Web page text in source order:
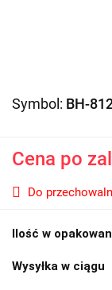
Symbol: BH-
Cena po
Do
Ilość w
Wysyłka w ciągu